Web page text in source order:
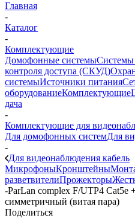
Главная
-
Каталог
-
Комплектующие
Домофонные системыСистемы
контроля доступа (СКУД)
системыИсточники питания
оборудованиеКомплектующие
дача
-
Комплектующие для
Для домофонных системДля
-
Для видеонаблюдения кабель
МикрофоныКронштейны
разветвителиПрожекторы
-ParLan complex F/UTP4 Cat5e
симметричный (витая пара)
Поделиться